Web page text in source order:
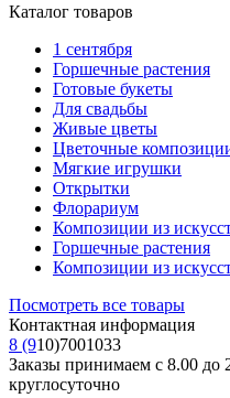
Каталог товаров
1 сентября
Горшечные растения
Готовые букеты
Для свадьбы
Живые цветы
Цветочные
Мягкие игрушки
Открытки
Флорариум
Композиции из
Горшечные растения
Композиции из
Посмотреть все товары
Контактная информация
8 (910)7001033
Заказы принимаем с 8.00 до
круглосуточно